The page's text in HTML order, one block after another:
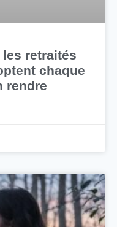
retraités
chaque
rendre